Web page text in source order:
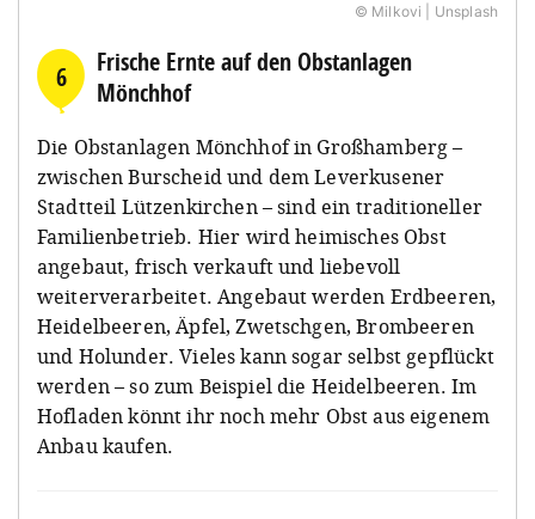
© Milkovi | Unsplash
6
Frische Ernte auf den Obstanlagen
Mönchhof
Die Obstanlagen Mönchhof in Großhamberg –
zwischen Burscheid und dem Leverkusener
Stadtteil Lützenkirchen – sind ein traditioneller
Familienbetrieb. Hier wird heimisches Obst
angebaut, frisch verkauft und liebevoll
weiterverarbeitet. Angebaut werden Erdbeeren,
Heidelbeeren, Äpfel, Zwetschgen, Brombeeren
und Holunder. Vieles kann sogar selbst gepflückt
werden – so zum Beispiel die Heidelbeeren. Im
Hofladen könnt ihr noch mehr Obst aus eigenem
Anbau kaufen.